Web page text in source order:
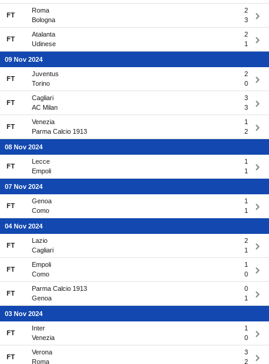
FT
Roma
2
Bologna
3
FT
Atalanta
2
Udinese
1
09 Nov 2024
FT
Juventus
2
Torino
0
FT
Cagliari
3
AC Milan
3
FT
Venezia
1
Parma Calcio 1913
2
08 Nov 2024
FT
Lecce
1
Empoli
1
07 Nov 2024
FT
Genoa
1
Como
1
04 Nov 2024
FT
Lazio
2
Cagliari
1
FT
Empoli
1
Como
0
FT
Parma Calcio 1913
0
Genoa
1
03 Nov 2024
FT
Inter
1
Venezia
0
FT
Verona
3
Roma
2